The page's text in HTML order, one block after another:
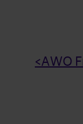
AWO